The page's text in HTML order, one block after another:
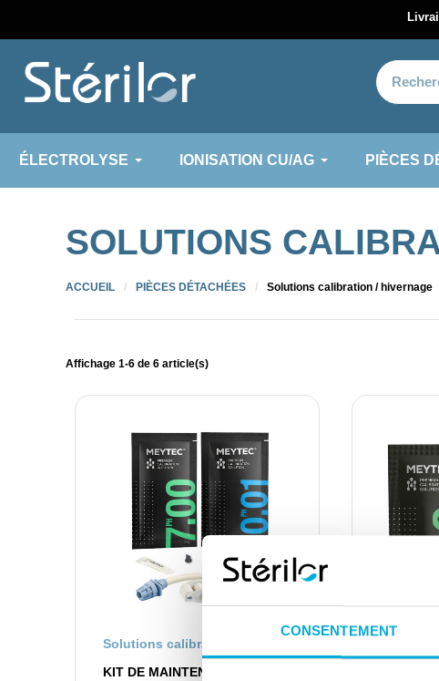
CONSENTEMENT
ÉLECTROLYSE IONISATION CU/AG PIÈCES
SOLUTIONS
ACCUEIL PIÈCES DÉTACHÉES Solutions calibration / hivernage
Affichage 1-6 de 6 article(s)
APERÇU RAPIDE